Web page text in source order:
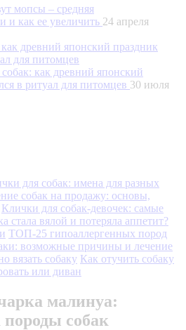
мопсы – средняя
и как ее увеличить 24 апреля
как древний японский
в ритуал для питомцев 30 июля
для собак: имена для разных
собак на продажу: основы,
Клички для собак-девочек: самые
стала вялой и потеряла аппетит?
ТОП-25 гипоаллергенных пород
возможные причины и лечение
вязать собаку Как отучить собаку
или диван
малинуа:
породы собак